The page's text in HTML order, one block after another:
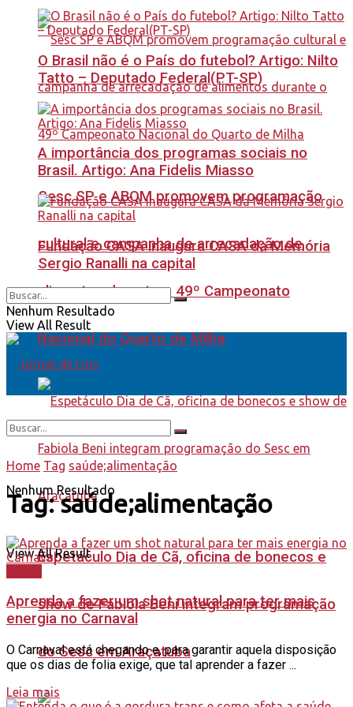
Sesc SP e ABQM promovem programação
cultural e campanha de arrecadação de
alimentos durante o 49º Campeonato
Nacional do Quarto de Milha
Espetáculo Dia de Cã, oficina de bonecos e
show de Fabiola Beni integram programação
do Sesc em Araçatuba
O Brasil não é o País do futebol? Artigo: Nilto
Tatto – Deputado Federal(PT-SP)
A importância dos programas sociais no
Brasil. Artigo: Ana Fidelis Miasso
Fundação CASA inaugura CASA da Memória
Sergio Ranalli na capital
Nenhum Resultado
View All Result
Nenhum Resultado
View All Result
Home Tag saúde;alimentação
Tag:saúde;alimentação
Aprenda a fazer um shot natural para ter mais
energia no Carnaval
O Carnaval está chegando e, para garantir aquela disposição
que os dias de folia exige, que tal aprender a fazer ...
Leia mais